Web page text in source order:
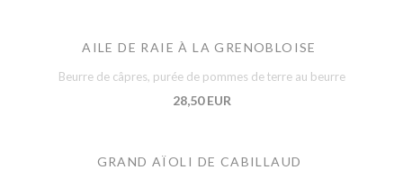
AILE DE RAIE À LA GRENOBLOISE
Beurre de câpres, purée de pommes de terre au beurre
28,50 EUR
GRAND AÏOLI DE CABILLAUD